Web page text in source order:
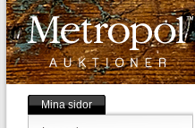
Mina sidor